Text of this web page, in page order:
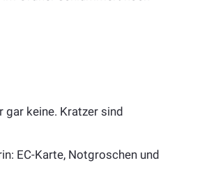
keine. Kratzer sind
EC-Karte, Notgroschen und